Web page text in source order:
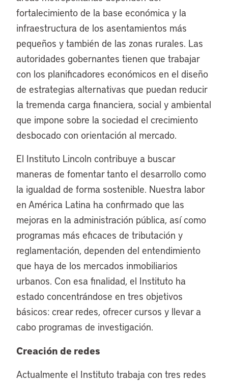
fortalecimiento de la base económica y la
infraestructura de los asentamientos más
pequeños y también de las zonas rurales. Las
autoridades gobernantes tienen que trabajar
con los planificadores económicos en el diseño
de estrategias alternativas que puedan reducir
la tremenda carga financiera, social y ambiental
que impone sobre la sociedad el crecimiento
desbocado con orientación al mercado.
El Instituto Lincoln contribuye a buscar
maneras de fomentar tanto el desarrollo como
la igualdad de forma sostenible. Nuestra labor
en América Latina ha confirmado que las
mejoras en la administración pública, así como
programas más eficaces de tributación y
reglamentación, dependen del entendimiento
que haya de los mercados inmobiliarios
urbanos. Con esa finalidad, el Instituto ha
estado concentrándose en tres objetivos
básicos: crear redes, ofrecer cursos y llevar a
cabo programas de investigación.
Creación de redes
Actualmente el Instituto trabaja con tres redes